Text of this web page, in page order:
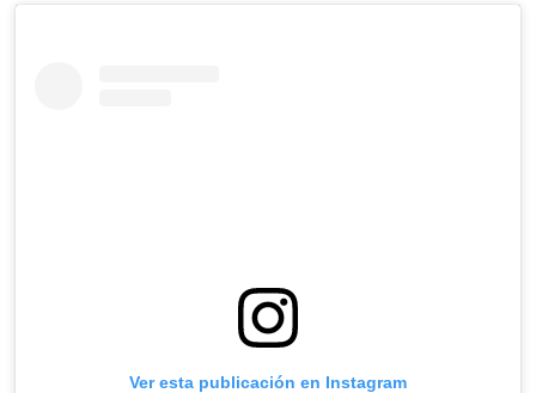
Ver esta publicación en Instagram